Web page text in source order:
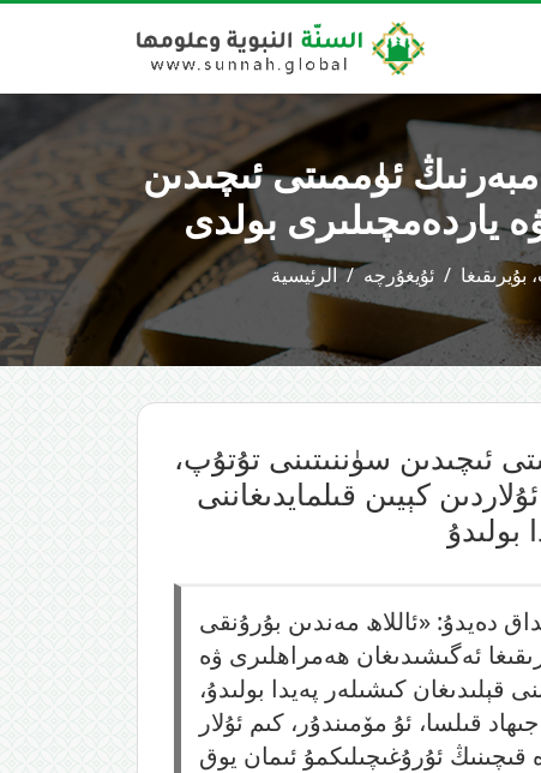
ئۈممىتى ئىچىدىن
الرئيسية ئۇيغۇرچە
ئىچىدىن سۈننىتىنى تۇتۇپ،
كېيىن قىلمايدىغاننى
بولىدۇ
دەيدۇ: «ئاللاھ مەندىن بۇرۇنقى
ئەگىشىدىغان ھەمراھلىرى ۋە
قېلىدىغان كىشىلەر پەيدا بولىدۇ،
قىلسا، ئۇ مۆمىندۇر، كىم ئۇلار